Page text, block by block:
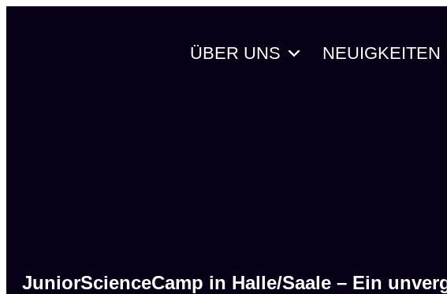
ÜBER UNS NEUIGKEITEN
JuniorScienceCamp in Halle/Saale – Ein